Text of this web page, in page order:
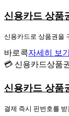
신용카드 상품
신용카드로 상품권을
바로콕자세히 보기
💳 신용카드상품
신용카드 상품
결제 즉시 핀번호를